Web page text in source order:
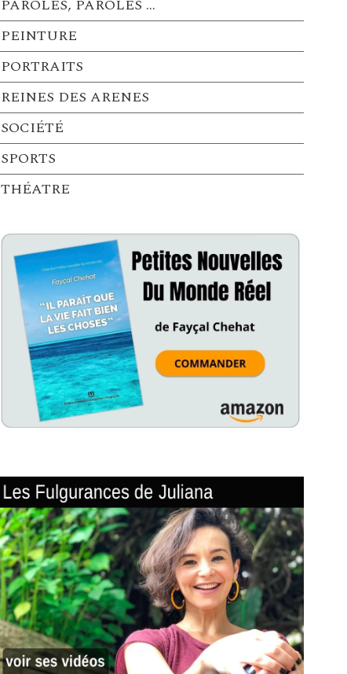
PAROLES, PAROLES …
PEINTURE
PORTRAITS
REINES DES ARENES
SOCIÉTÉ
SPORTS
THÉATRE